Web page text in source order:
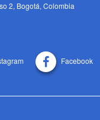
2, Bogotá, Colombia
Facebook